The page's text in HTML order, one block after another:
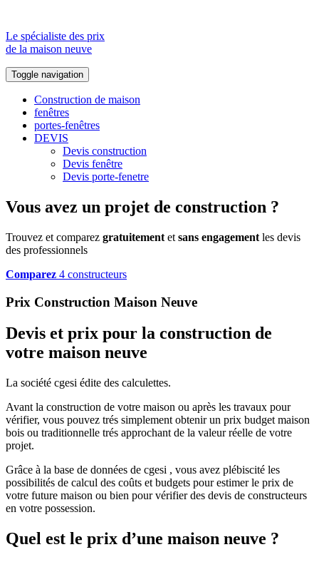
Le spécialiste des prix
de la maison neuve
Toggle navigation
Construction de maison
fenêtres
portes-fenêtres
DEVIS
Devis construction
Devis fenêtre
Devis porte-fenetre
Vous avez un projet de construction ?
Trouvez et comparez gratuitement et sans engagement les devis
des professionnels
Comparez 4 constructeurs
Prix Construction Maison Neuve
Devis et prix pour la construction de
votre maison neuve
La société cgesi édite des calculettes.
Avant la construction de votre maison ou après les travaux pour
vérifier, vous pouvez trés simplement obtenir un prix budget maison
bois ou traditionnelle trés approchant de la valeur réelle de votre
projet.
Grâce à la base de données de cgesi , vous avez plébiscité les
possibilités de calcul des coûts et budgets pour estimer le prix de
votre future maison ou bien pour vérifier des devis de constructeurs
en votre possession.
Quel est le prix d’une maison neuve ?